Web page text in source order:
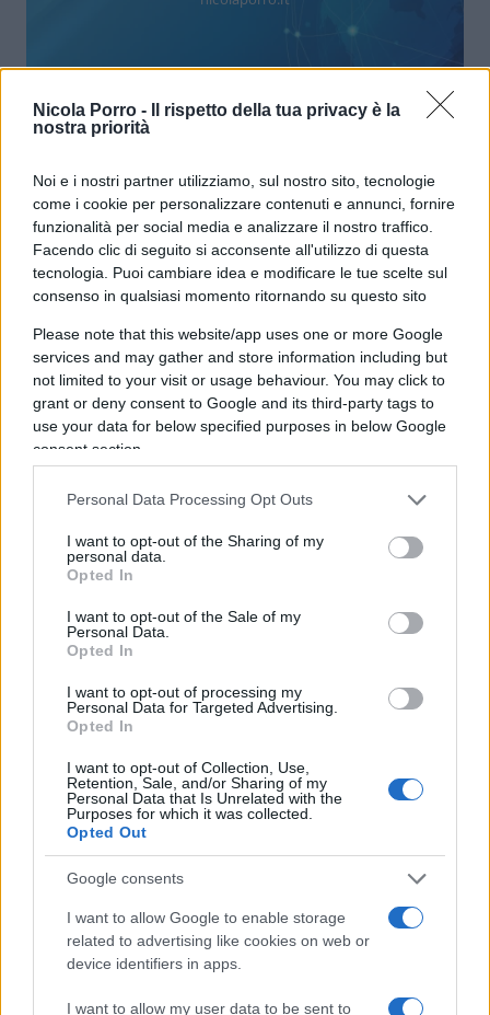
Nicola Porro -
Il rispetto della tua privacy è la
nostra priorità
Noi e i nostri partner utilizziamo, sul nostro sito, tecnologie
come i cookie per personalizzare contenuti e annunci, fornire
funzionalità per social media e analizzare il nostro traffico.
Facendo clic di seguito si acconsente all'utilizzo di questa
tecnologia. Puoi cambiare idea e modificare le tue scelte sul
consenso in qualsiasi momento ritornando su questo sito
Please note that this website/app uses one or more Google
services and may gather and store information including but
not limited to your visit or usage behaviour. You may click to
grant or deny consent to Google and its third-party tags to
use your data for below specified purposes in below Google
consent section.
Personal Data Processing Opt Outs
I want to opt-out of the Sharing of my
personal data.
Opted In
I want to opt-out of the Sale of my
Personal Data.
Opted In
I want to opt-out of processing my
Personal Data for Targeted Advertising.
Opted In
I want to opt-out of Collection, Use,
Retention, Sale, and/or Sharing of my
Personal Data that Is Unrelated with the
Purposes for which it was collected.
Opted Out
Google consents
I want to allow Google to enable storage
related to advertising like cookies on web or
device identifiers in apps.
I want to allow my user data to be sent to
promessa di Letta sul governo –
LIVE
20 Ottobre 2022, 20:15 76.1k
Perché quello di Fontana è stato un
discorso liberale
diCorrado Ocone
nicolaporro.it